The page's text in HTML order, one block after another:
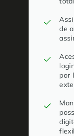
de
por